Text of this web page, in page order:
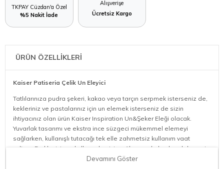
TKPAY Cüzdan'a Özel
%5 Nakit İade
Alışverişe
Ücretsiz Kargo
ÜRÜN ÖZELLİKLERİ
Kaiser Patiseria Çelik Un Eleyici
Tatlılarınıza pudra şekeri, kakao veya tarçın serpmek isterseniz de,
kekleriniz ve pastalarınız için un elemek isterseniz de sizin
ihtiyacınız olan ürün Kaiser Inspiration Un&Şeker Eleği olacak.
Yuvarlak tasarımı ve ekstra ince süzgeci mükemmel elemeyi
sağlarken, kullanışlı tutacağı tek elle zahmetsiz kullanım vaat
ediyor. Farklı pişirme kullanımları için mükemmel olan bu elek, geniş
kapasitesi ve harici ölçüm ölçeği pratik bir dokunuş katıyor.
Devamını Göster